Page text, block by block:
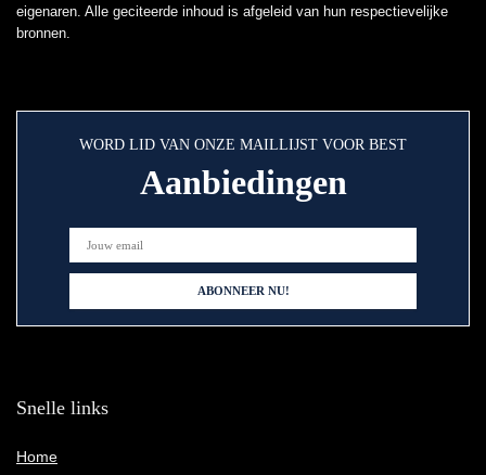
eigenaren. Alle geciteerde inhoud is afgeleid van hun respectievelijke
bronnen.
WORD LID VAN ONZE MAILLIJST VOOR BEST
Aanbiedingen
Snelle links
Home